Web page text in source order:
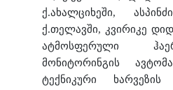
ქ.ახალციხეში,
ქ.თელავში, კვირიკე
ატმოსფერული
მონიტორინგის
ტექნიკური